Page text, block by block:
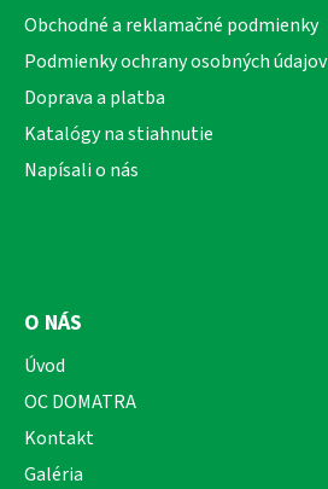
Obchodné a reklamačné podmienky
Podmienky ochrany osobných údajov
Doprava a platba
Katalógy na stiahnutie
Napísali o nás
O NÁS
Úvod
OC DOMATRA
Kontakt
Galéria